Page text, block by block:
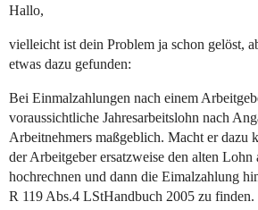
Hallo,
vielleicht ist dein Problem ja schon gelöst,
etwas dazu gefunden:
Bei Einmalzahlungen nach einem
voraussichtliche Jahresarbeitslohn nach
Arbeitnehmers maßgeblich. Macht er dazu
der Arbeitgeber ersatzweise den alten Lohn
hochrechnen und dann die Eimalzahlung
R 119 Abs.4 LStHandbuch 2005 zu